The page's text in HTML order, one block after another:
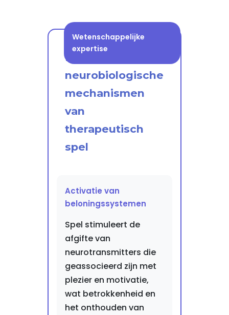
Wetenschappelijke
expertise
De
neurobiologische
mechanismen
van
therapeutisch
spel
Activatie van
beloningssystemen
Spel stimuleert de
afgifte van
neurotransmitters die
geassocieerd zijn met
plezier en motivatie,
wat betrokkenheid en
het onthouden van